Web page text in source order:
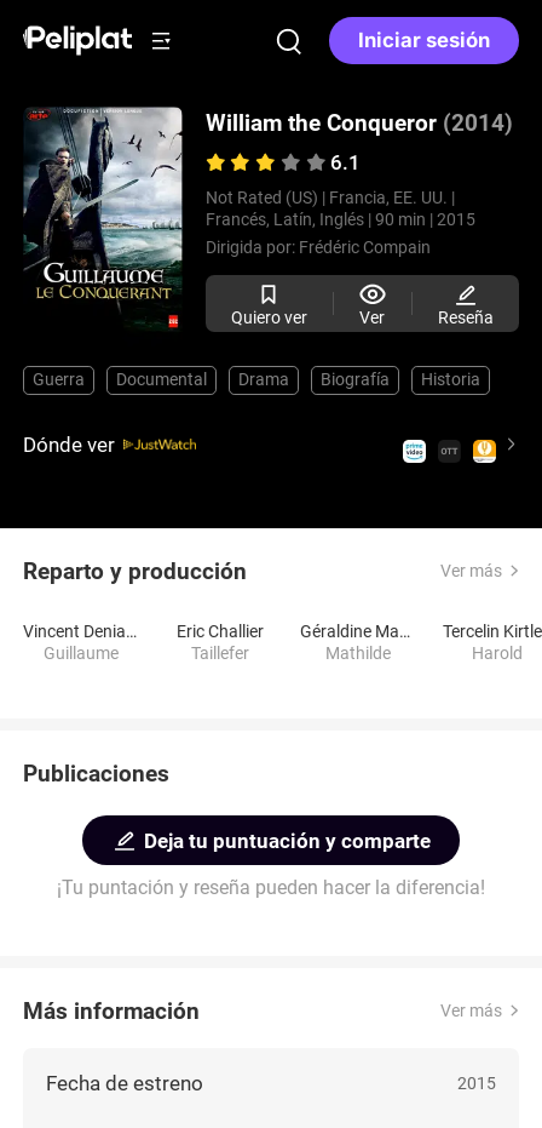
Iniciar sesión
William the Conqueror (2014)
6.1
Not Rated (US) | Francia, EE. UU. |
Francés, Latín, Inglés | 90 min | 2015
Dirigida por: Frédéric Compain
Quiero ver Ver Reseña
Guerra Documental Drama Biografía Historia
Dónde ver
Reparto y producción Ver más
Vincent Deniard
Guillaume
Eric Challier
Taillefer
Géraldine Martineau
Mathilde
Tercelin
Harold
Publicaciones
Deja tu puntuación y comparte
¡Tu puntación y reseña pueden hacer la diferencia!
Más información Ver más
Fecha de estreno 2015